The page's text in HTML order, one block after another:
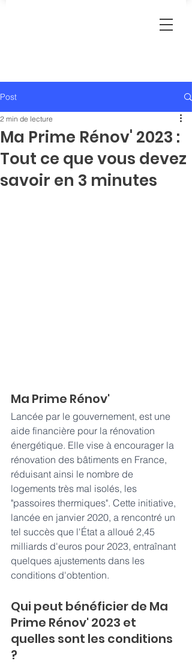
Post
Ma Prime Rénov' 2023 :
Tout ce que vous devez
savoir en 3 minutes
2 min de lecture
Ma Prime Rénov'
Lancée par le gouvernement, est une
aide financière pour la rénovation
énergétique. Elle vise à encourager la
rénovation des bâtiments en France,
réduisant ainsi le nombre de
logements très mal isolés, les
"passoires thermiques". Cette initiative,
lancée en janvier 2020, a rencontré un
tel succès que l'État a alloué 2,45
milliards d'euros pour 2023, entraînant
quelques ajustements dans les
conditions d'obtention.
Qui peut bénéficier de Ma
Prime Rénov' 2023 et
quelles sont les conditions
?